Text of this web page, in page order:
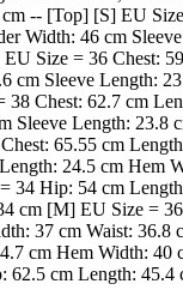
-- [Top] [S] EU
Width: 46 cm
Size = 36 Chest:
cm Sleeve Length:
Chest: 62.7 cm
Sleeve Length: 23.8
65.55 cm
24.5 cm Hem
34 Hip: 54 cm
cm [M] EU Size =
37 cm Waist: 36.8
cm Hem Width: 40
cm Length: 45.4